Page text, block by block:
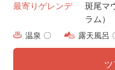
最寄りゲレンデ
斑尾マ
ラム）
温泉 〇 露天風呂